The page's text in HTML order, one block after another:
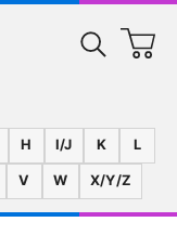
H I/J K L
V W X/Y/Z